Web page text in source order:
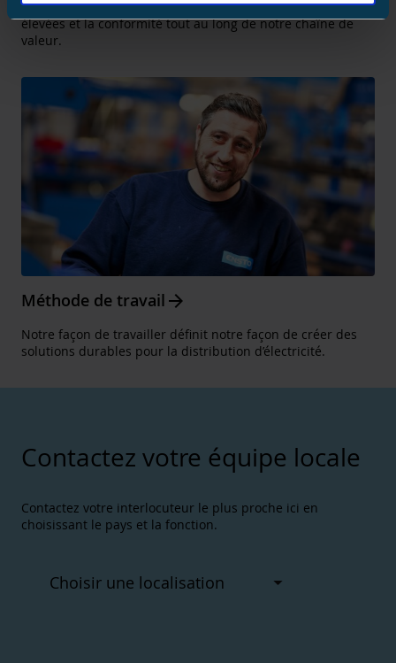
travail sûr et inclusif et à garantir des normes éthiques
élevées et la conformité tout au long de notre chaîne de
valeur.
Méthode de travail Arrow_forward
Notre façon de travailler définit notre façon de créer des
solutions durables pour la distribution d’électricité.
Contactez votre équipe locale
Contactez votre interlocuteur le plus proche ici en
choisissant le pays et la fonction.